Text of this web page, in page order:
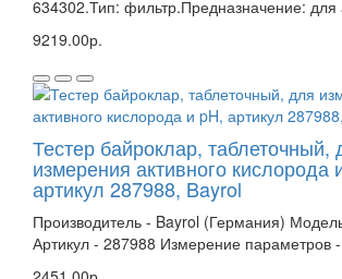
634302.Тип: фильтр.Предназначение: для
9219.00р.
Тестер байроклар, таблеточный,
измерения активного кислорода
артикул 287988, Bayrol
Производитель - Bayrol (Германия)
Артикул - 287988 Измерение параметров